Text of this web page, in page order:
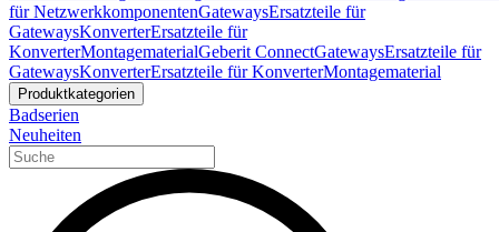
für NetzwerkkomponentenGatewaysErsatzteile für
GatewaysKonverterErsatzteile für
KonverterMontagematerialGeberit ConnectGatewaysErsatzteile für
GatewaysKonverterErsatzteile für KonverterMontagematerial
Produktkategorien
Badserien
Neuheiten